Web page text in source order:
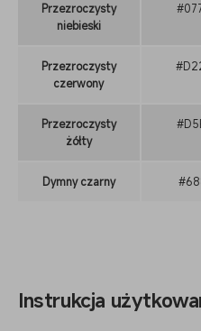
Przezroczysty
niebieski
Przezroczysty
czerwony
Przezroczysty
żółty
Dymny czarny
Instrukcja